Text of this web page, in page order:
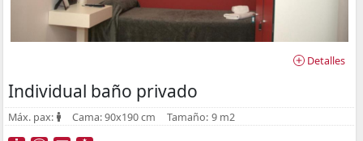
Detalles
Individual baño privado
Máx. pax: Cama: 90x190 cm Tamaño: 9 m2